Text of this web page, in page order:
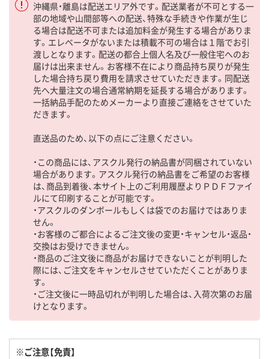
沖縄県・離島は配送エリア外です。配送業者が不可とする一
部の地域や山間部等への配送、特殊な手続きや作業が生じ
る場合は配送不可または追加料金が発生する場合がありま
す。エレベータがないまたは積載不可の場合は１階でお引
渡しとなります。配送の都合上個人名及び一般住宅へのお
届けは出来ません。お客様不在により商品持ち戻りが発生
した場合持ち戻り費用を請求させていただきます。同配送
先へ大量注文の場合通常納期を延長する場合があります。
一括納品手配のためメーカーより直接ご連絡をさせていた
だきます。
直送品のため、以下の点にご注意ください。
・この商品には、アスクル発行の納品書が同梱されていない
場合があります。アスクル発行の納品書をご希望のお客様
は、商品到着後、本サイト上のご利用履歴よりＰＤＦファイ
ルにて印刷することが可能です。
・アスクルのダンボールもしくは袋でのお届けではありま
せん。
・お客様のご都合によるご注文後の変更・キャンセル・返品・
交換はお受けできません。
・商品のご注文後に商品がお届けできないことが判明した
際には、ご注文をキャンセルさせていただくことがありま
す。
・ご注文後に一時品切れが判明した場合は、入荷次第のお届
けとなります。
※ご注意【免責】